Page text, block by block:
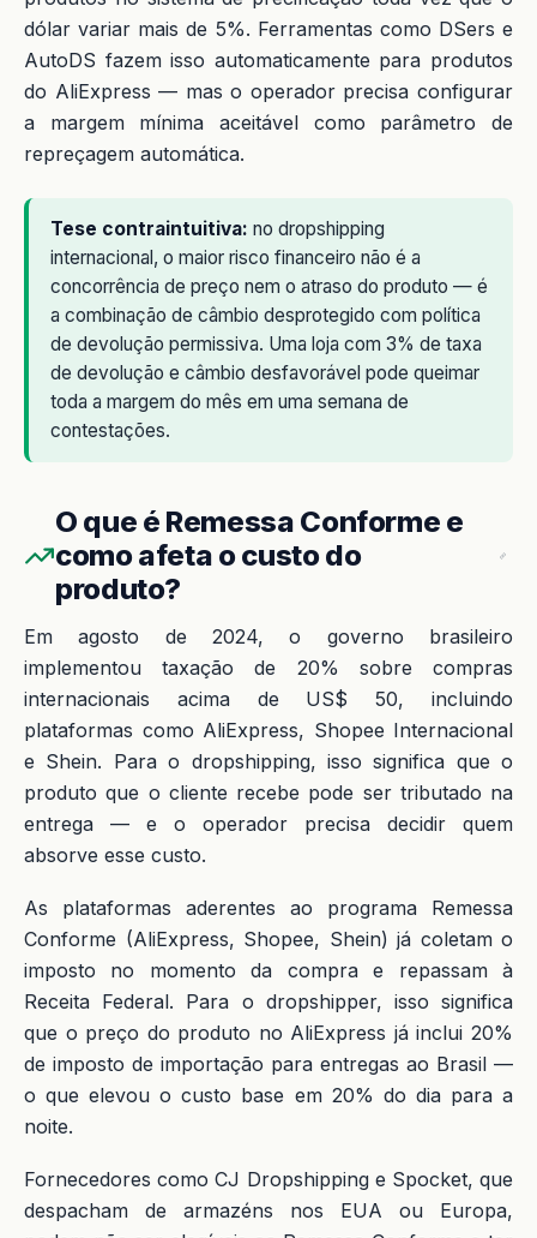
dólar variar mais de 5%. Ferramentas como DSers e
AutoDS fazem isso automaticamente para produtos
do AliExpress — mas o operador precisa configurar
a margem mínima aceitável como parâmetro de
repreçagem automática.
Tese contraintuitiva: no dropshipping
internacional, o maior risco financeiro não é a
concorrência de preço nem o atraso do produto — é
a combinação de câmbio desprotegido com política
de devolução permissiva. Uma loja com 3% de taxa
de devolução e câmbio desfavorável pode queimar
toda a margem do mês em uma semana de
contestações.
O que é Remessa Conforme e
como afeta o custo do
produto?
Em agosto de 2024, o governo brasileiro
implementou taxação de 20% sobre compras
internacionais acima de US$ 50, incluindo
plataformas como AliExpress, Shopee Internacional
e Shein. Para o dropshipping, isso significa que o
produto que o cliente recebe pode ser tributado na
entrega — e o operador precisa decidir quem
absorve esse custo.
As plataformas aderentes ao programa Remessa
Conforme (AliExpress, Shopee, Shein) já coletam o
imposto no momento da compra e repassam à
Receita Federal. Para o dropshipper, isso significa
que o preço do produto no AliExpress já inclui 20%
de imposto de importação para entregas ao Brasil —
o que elevou o custo base em 20% do dia para a
noite.
Fornecedores como CJ Dropshipping e Spocket, que
despacham de armazéns nos EUA ou Europa,